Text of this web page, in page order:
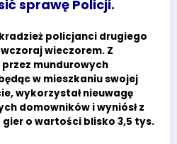
sprawę Policji.
policjanci drugiego
wieczorem. Z
mundurowych
w mieszkaniu swojej
wykorzystał nieuwagę
domowników i wyniósł z
o wartości blisko 3,5 tys.